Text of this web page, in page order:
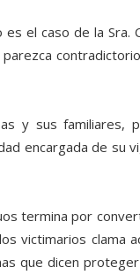
el caso de la Sra.
y sus familiares,
encargada de su
termina por
victimarios clama
que dicen